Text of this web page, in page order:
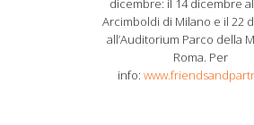
dicembre: il 14 dicembre
Arcimboldi di Milano e il 22
all’Auditorium Parco della
Roma. Per
info: